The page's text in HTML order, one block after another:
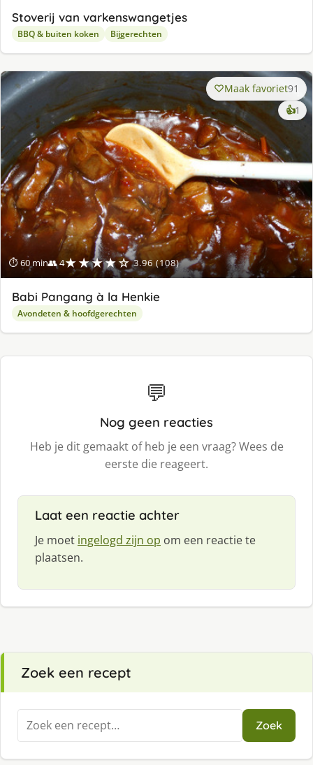
Stoverij van varkenswangetjes
BBQ & buiten koken Bijgerechten
⏱ 60 min👥 4★★★★☆ 3.96 (108)
Maak favoriet91
👍1
Babi Pangang à la Henkie
Avondeten & hoofdgerechten
💬
Nog geen reacties
Heb je dit gemaakt of heb je een vraag? Wees de
eerste die reageert.
Laat een reactie achter
Je moet ingelogd zijn op om een reactie te
plaatsen.
Zoek een recept
Zoeken
naar:
Zoek